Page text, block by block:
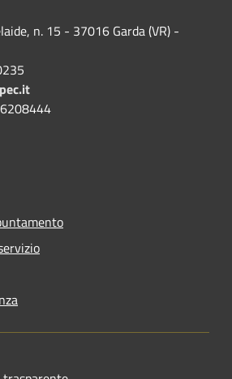
n. 15 - 37016 Garda (VR) -